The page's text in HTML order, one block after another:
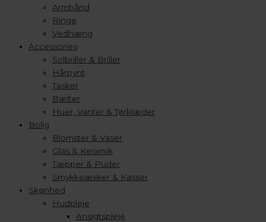
Armbånd
Ringe
Vedhæng
Accessories
Solbriller & Briller
Hårpynt
Tasker
Bælter
Huer, Vanter & Tørklæder
Bolig
Blomster & Vaser
Glas & Keramik
Tæpper & Puder
Smykkeæsker & Kasser
Skønhed
Hudpleje
Ansigtspleje